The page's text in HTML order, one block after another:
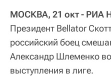
МОСКВА, 21 окт - РИА
Президент Bellator
российский боец
Александр Шлеменко
выступления в лиге.